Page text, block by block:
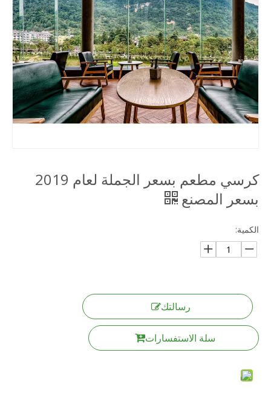
كرسي مطعم بسعر الجملة لعام 2019
بسعر المصنع
الكمية:
رسالتك
سلة الاستفسارات